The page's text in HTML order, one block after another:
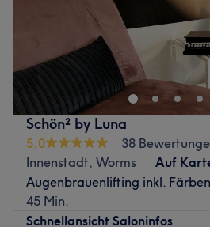
Schön² by Luna
5,0
38
Innenstadt, Worms
Auf
Augenbrauenlifting inkl.
45 Min.
Schnellansicht Saloninfos